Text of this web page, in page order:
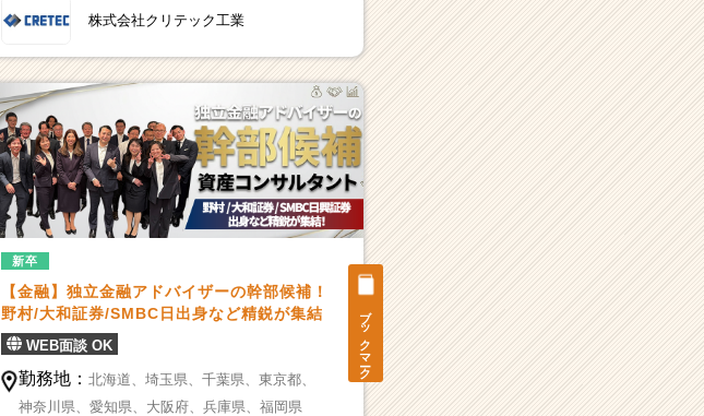
株式会社クリテック工業
ブックマーク
新卒
【金融】独立金融アドバイザーの幹部候補！
野村/大和証券/SMBC日出身など精鋭が集結
WEB面談 OK
勤務地： 北海道、 埼玉県、 千葉県、 東京都、
神奈川県、 愛知県、 大阪府、 兵庫県、 福岡県